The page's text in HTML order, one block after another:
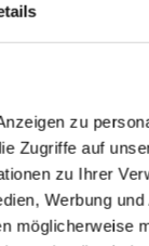
zu
Zugriffe auf
zu Ihrer
Werbung
möglicherweise